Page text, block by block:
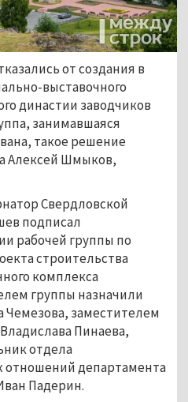
от создания в
выставочного
династии заводчиков
занимавшаяся
такое решение
Алексей Шмыков,
Свердловской
подписал
рабочей группы по
строительства
комплекса
группы назначили
Чемезова, заместителем
Пинаева,
отдела
отношений департамента
Падерин.